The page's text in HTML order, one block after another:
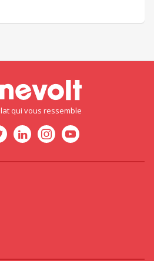
qui vous ressemble